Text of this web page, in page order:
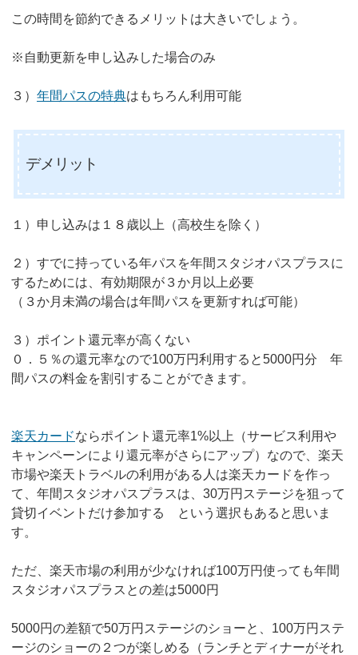
この時間を節約できるメリットは大きいでしょう。
※自動更新を申し込みした場合のみ
３） 年間パスの特典はもちろん利用可能
デメリット
１）申し込みは１８歳以上（高校生を除く）
２）すでに持っている年パスを年間スタジオパスプラスに
するためには、有効期限が３か月以上必要
（３か月未満の場合は年間パスを更新すれば可能）
３）ポイント還元率が高くない
０．５％の還元率なので100万円利用すると5000円分 年
間パスの料金を割引することができます。
楽天カードならポイント還元率1%以上（サービス利用や
キャンペーンにより還元率がさらにアップ）なので、楽天
市場や楽天トラベルの利用がある人は楽天カードを作っ
て、年間スタジオパスプラスは、30万円ステージを狙って
貸切イベントだけ参加する という選択もあると思いま
す。
ただ、楽天市場の利用が少なければ100万円使っても年間
スタジオパスプラスとの差は5000円
5000円の差額で50万円ステージのショーと、100万円ステ
ージのショーの２つが楽しめる（ランチとディナーがそれ